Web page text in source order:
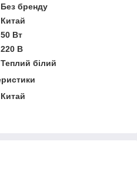
Без бренду
Китай
50 Вт
220 В
Теплий білий
Китай